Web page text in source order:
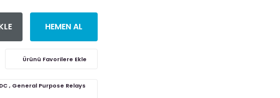
HEMEN AL
, General Purpose Relays